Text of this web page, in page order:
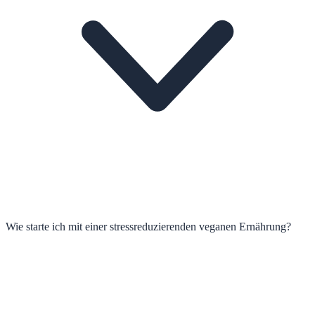
Wie starte ich mit einer stressreduzierenden veganen Ernährung?